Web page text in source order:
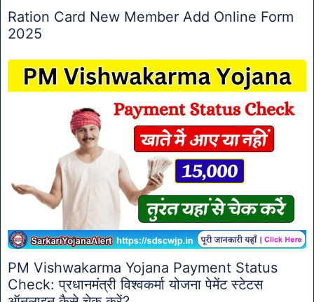
Ration Card New Member Add Online Form
2025
PM Vishwakarma Yojana Payment Status
Check: प्रधानमंत्री विश्वकर्मा योजना पेमेंट स्टेटस